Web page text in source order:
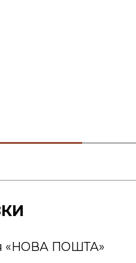
«НОВА ПОШТА»